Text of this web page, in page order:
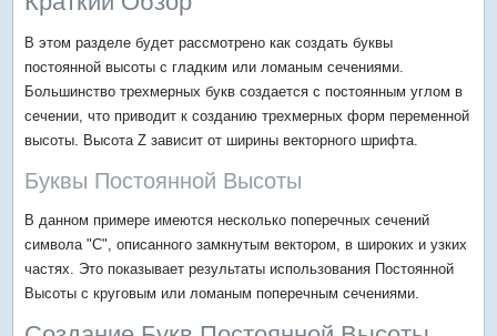
В этом разделе будет рассмотрено как создать буквы
постоянной высоты с гладким или ломаным сечениями.
Большинство трехмерных букв создается с постоянным углом в
сечении, что приводит к созданию трехмерных форм переменной
высоты. Высота Z зависит от ширины векторного шрифта.
Буквы Постоянной Высоты
В данном примере имеются несколько поперечных сечений
символа "С", описанного замкнутым вектором, в широких и узких
частях. Это показывает результаты использования Постоянной
Высоты с круговым или ломаным поперечным сечениями.